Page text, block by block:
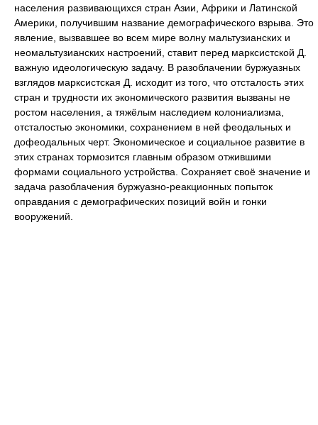
населения развивающихся стран Азии, Африки и Латинской
Америки, получившим название демографического взрыва. Это
явление, вызвавшее во всем мире волну мальтузианских и
неомальтузианских настроений, ставит перед марксистской Д.
важную идеологическую задачу. В разоблачении буржуазных
взглядов марксистская Д. исходит из того, что отсталость этих
стран и трудности их экономического развития вызваны не
ростом населения, а тяжёлым наследием колониализма,
отсталостью экономики, сохранением в ней феодальных и
дофеодальных черт. Экономическое и социальное развитие в
этих странах тормозится главным образом отжившими
формами социального устройства. Сохраняет своё значение и
задача разоблачения буржуазно-реакционных попыток
оправдания с демографических позиций войн и гонки
вооружений.